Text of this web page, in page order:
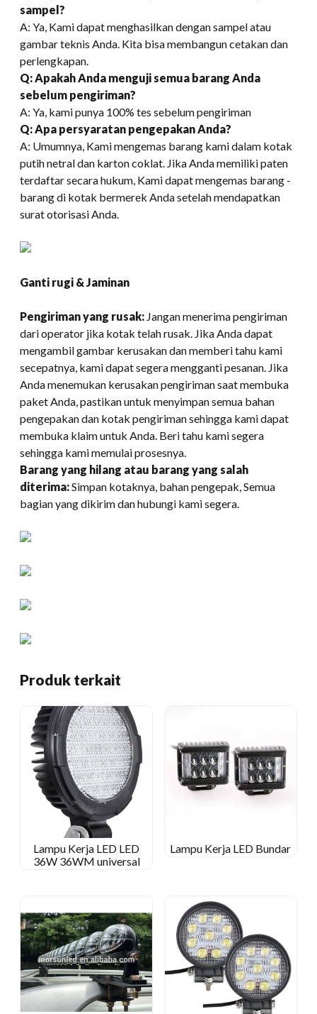
sampel?
A: Ya, Kami dapat menghasilkan dengan sampel atau
gambar teknis Anda. Kita bisa membangun cetakan dan
perlengkapan.
Q: Apakah Anda menguji semua barang Anda
sebelum pengiriman?
A: Ya, kami punya 100% tes sebelum pengiriman
Q: Apa persyaratan pengepakan Anda?
A: Umumnya, Kami mengemas barang kami dalam kotak
putih netral dan karton coklat. Jika Anda memiliki paten
terdaftar secara hukum, Kami dapat mengemas barang -
barang di kotak bermerek Anda setelah mendapatkan
surat otorisasi Anda.
Ganti rugi & Jaminan
Pengiriman yang rusak: Jangan menerima pengiriman
dari operator jika kotak telah rusak. Jika Anda dapat
mengambil gambar kerusakan dan memberi tahu kami
secepatnya, kami dapat segera mengganti pesanan. Jika
Anda menemukan kerusakan pengiriman saat membuka
paket Anda, pastikan untuk menyimpan semua bahan
pengepakan dan kotak pengiriman sehingga kami dapat
membuka klaim untuk Anda. Beri tahu kami segera
sehingga kami memulai prosesnya.
Barang yang hilang atau barang yang salah
diterima:Simpan kotaknya, bahan pengepak, Semua
bagian yang dikirim dan hubungi kami segera.
Produk terkait
Lampu Kerja LED LED
36W 36WM universal
Lampu Kerja LED Bundar